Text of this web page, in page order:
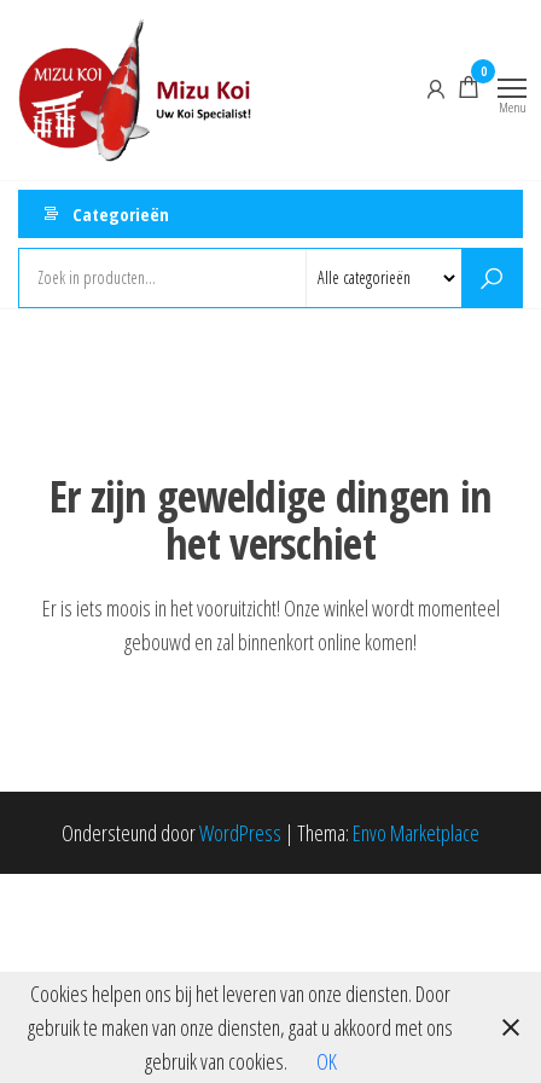
inhoud
0
Menu
Categorieën
Er zijn geweldige dingen in
het verschiet
Er is iets moois in het vooruitzicht! Onze winkel wordt momenteel
gebouwd en zal binnenkort online komen!
Ondersteund doorWordPress | Thema: Envo Marketplace
Cookies helpen ons bij het leveren van onze diensten. Door
gebruik te maken van onze diensten, gaat u akkoord met ons
gebruik van cookies.
OK